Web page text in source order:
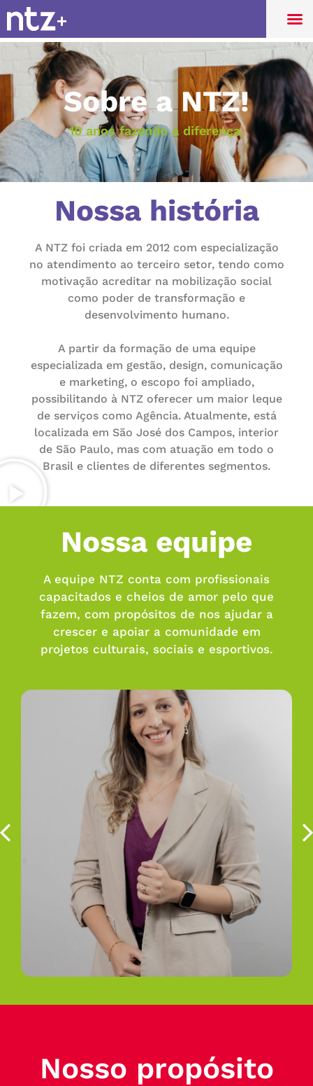
Sobre a NTZ!
10 anos fazendo a diferença.
Nossa história
A NTZ foi criada em 2012 com especialização
no atendimento ao terceiro setor, tendo como
motivação acreditar na mobilização social
como poder de transformação e
desenvolvimento humano.
A partir da formação de uma equipe
especializada em gestão, design, comunicação
e marketing, o escopo foi ampliado,
possibilitando à NTZ oferecer um maior leque
de serviços como Agência. Atualmente, está
localizada em São José dos Campos, interior
de São Paulo, mas com atuação em todo o
Brasil e clientes de diferentes segmentos.​
Nossa equipe
A equipe NTZ conta com profissionais
capacitados e cheios de amor pelo que
fazem, com propósitos de nos ajudar a
crescer e apoiar a comunidade em
projetos culturais, sociais e esportivos.
Amanda Pereira
Comunicação e Relacionamento
Formada em Arte Dramática e Jornalismo, veio para
a NTZ com o desejo de aliar o talento da redação e
da arte. Apaixonada pelo segmento cultural, agrega
à equipe sua sensibilidade de atriz e a experiência
com produção de conteúdos.
Nosso propósito